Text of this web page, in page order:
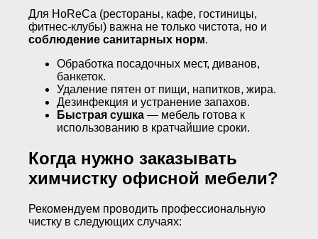
Для HoReCa (рестораны, кафе, гостиницы,
фитнес-клубы) важна не только чистота, но и
соблюдение санитарных норм.
Обработка посадочных мест, диванов,
банкеток.
Удаление пятен от пищи, напитков, жира.
Дезинфекция и устранение запахов.
Быстрая сушка — мебель готова к
использованию в кратчайшие сроки.
Когда нужно заказывать
химчистку офисной мебели?
Рекомендуем проводить профессиональную
чистку в следующих случаях: